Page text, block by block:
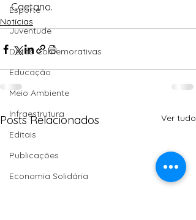
Esporte
Juventude
Datas Comemorativas
Educação
Meio Ambiente
Infraestrutura
Editais
Publicações
Economia Solidária
Caetano.
Notícias
Posts Relacionados Ver tudo